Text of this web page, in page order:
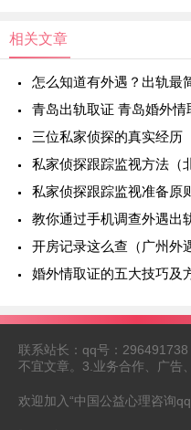
相关文章
联系站长：qq号：
不宜文章。3.业务合作、广告
欢迎加入“中国公益心理咨询